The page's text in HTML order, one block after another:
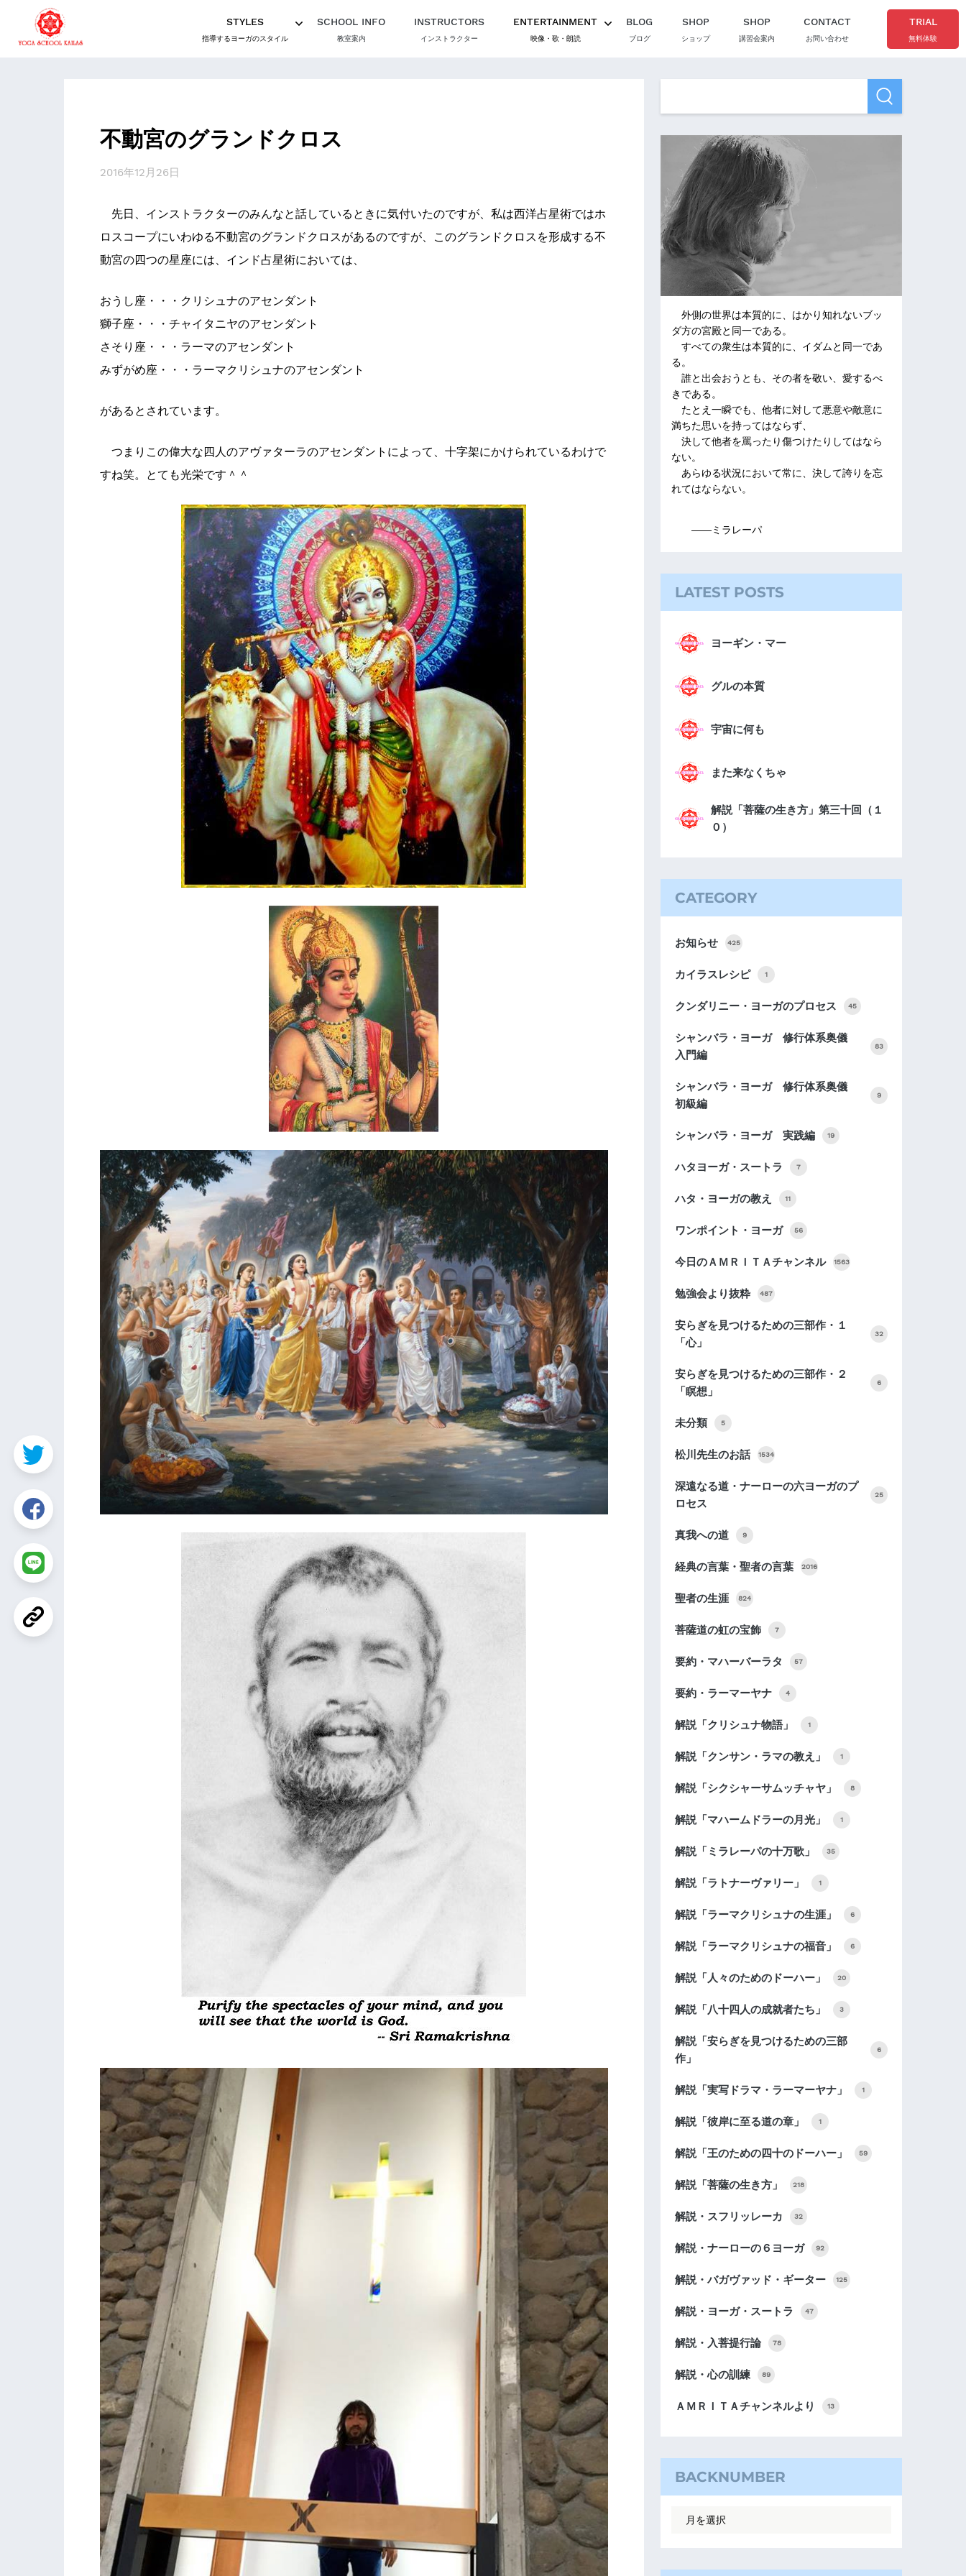
STYLES
指導するヨーガのスタイル
SCHOOL INFO
教室案内
INSTRUCTORS
インストラクター
ENTERTAINMENT
映像・歌・朗読
BLOG
ブログ
SHOP
ショップ
SHOP
講習会案内
CONTACT
お問い合わせ
TRIAL
無料体験
不動宮のグランドクロス
2016年12月26日
先日、インストラクターのみんなと話しているときに気付いたのですが、私は西洋占星術ではホ
ロスコープにいわゆる不動宮のグランドクロスがあるのですが、このグランドクロスを形成する不
動宮の四つの星座には、インド占星術においては、
おうし座・・・クリシュナのアセンダント
獅子座・・・チャイタニヤのアセンダント
さそり座・・・ラーマのアセンダント
みずがめ座・・・ラーマクリシュナのアセンダント
があるとされています。
つまりこの偉大な四人のアヴァターラのアセンダントによって、十字架にかけられているわけで
すね笑。とても光栄です＾＾
外側の世界は本質的に、はかり知れないブッ
ダ方の宮殿と同一である。
すべての衆生は本質的に、イダムと同一であ
る。
誰と出会おうとも、その者を敬い、愛するべ
きである。
たとえ一瞬でも、他者に対して悪意や敵意に
満ちた思いを持ってはならず、
決して他者を罵ったり傷つけたりしてはなら
ない。
あらゆる状況において常に、決して誇りを忘
れてはならない。
――ミラレーパ
LATEST POSTS
ヨーギン・マー
グルの本質
宇宙に何も
また来なくちゃ
解説「菩薩の生き方」第三十回（１
０）
CATEGORY
お知らせ 425
カイラスレシピ 1
クンダリニー・ヨーガのプロセス 45
シャンバラ・ヨーガ 修行体系奥儀
入門編
83
シャンバラ・ヨーガ 修行体系奥儀
初級編
9
シャンバラ・ヨーガ 実践編 19
ハタヨーガ・スートラ 7
ハタ・ヨーガの教え 11
ワンポイント・ヨーガ 56
今日のＡＭＲＩＴＡチャンネル 1563
勉強会より抜粋 487
安らぎを見つけるための三部作・１
「心」
32
安らぎを見つけるための三部作・２
「瞑想」
6
未分類 5
松川先生のお話 1534
深遠なる道・ナーローの六ヨーガのプ
ロセス
25
真我への道 9
経典の言葉・聖者の言葉 2016
聖者の生涯 824
菩薩道の虹の宝飾 7
要約・マハーバーラタ 57
要約・ラーマーヤナ 4
解説「クリシュナ物語」 1
解説「クンサン・ラマの教え」 1
解説「シクシャーサムッチャヤ」 8
解説「マハームドラーの月光」 1
解説「ミラレーパの十万歌」 35
解説「ラトナーヴァリー」 1
解説「ラーマクリシュナの生涯」 6
解説「ラーマクリシュナの福音」 6
解説「人々のためのドーハー」 20
解説「八十四人の成就者たち」 3
解説「安らぎを見つけるための三部
作」
6
解説「実写ドラマ・ラーマーヤナ」 1
解説「彼岸に至る道の章」 1
解説「王のための四十のドーハー」 59
解説「菩薩の生き方」 218
解説・スフリッレーカ 32
解説・ナーローの６ヨーガ 92
解説・バガヴァッド・ギーター 125
解説・ヨーガ・スートラ 47
解説・入菩提行論 78
解説・心の訓練 89
ＡＭＲＩＴＡチャンネルより 13
BACKNUMBER